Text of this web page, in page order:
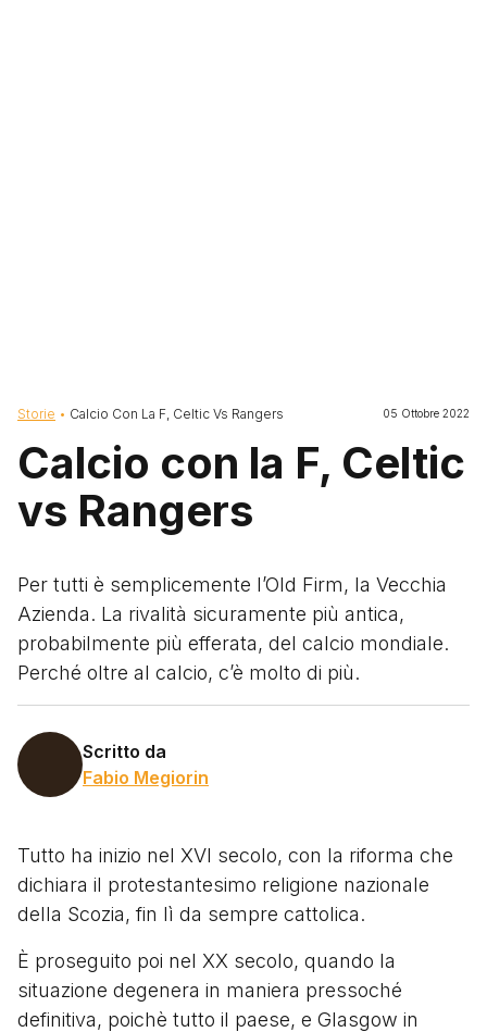
Briciole di pane
Storie Calcio Con La F, Celtic Vs Rangers 05 Ottobre 2022
Calcio con la F, Celtic
vs Rangers
Per tutti è semplicemente l’Old Firm, la Vecchia
Azienda. La rivalità sicuramente più antica,
probabilmente più efferata, del calcio mondiale.
Perché oltre al calcio, c’è molto di più.
Scritto da
Fabio Megiorin
Tutto ha inizio nel XVI secolo, con la riforma che
dichiara il protestantesimo religione nazionale
della Scozia, fin lì da sempre cattolica.
È proseguito poi nel XX secolo, quando la
situazione degenera in maniera pressoché
definitiva, poichè tutto il paese, e Glasgow in